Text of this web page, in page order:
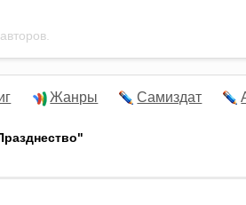
Жанры Самиздат